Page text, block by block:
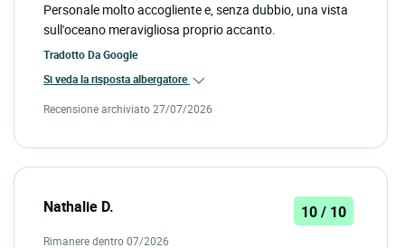
Personale molto accogliente e, senza dubbio, una vista
sull'oceano meravigliosa proprio accanto.
Tradotto DaGoogle
Si veda la risposta albergatore
Recensione archiviato 27/07/2026
Nathalie D. 10 / 10
Rimanere dentro 07/2026